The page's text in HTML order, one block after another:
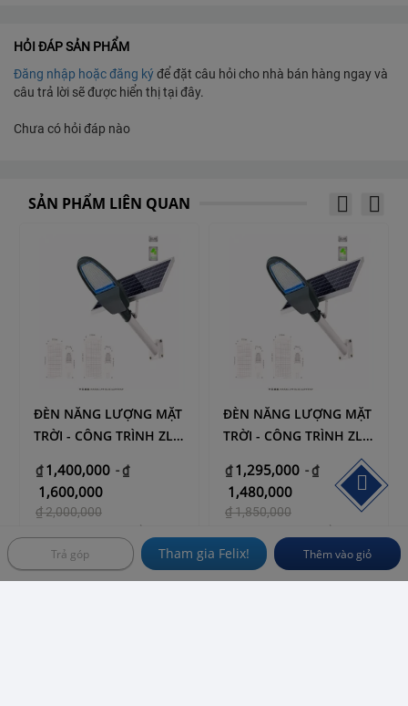
HỎI ĐÁP SẢN PHẨM
Đăng nhập hoặc đăng kýđể đặt câu hỏi cho nhà bán hàng ngay và
câu trả lời sẽ được hiển thị tại đây.
Chưa có hỏi đáp nào
SẢN PHẨM LIÊN QUAN
ĐÈN NĂNG LƯỢNG MẶT
TRỜI - CÔNG TRÌNH ZL-
₫ 1,400,000 -₫
1,600,000
₫2,000,000
ĐÈN NĂNG LƯỢNG MẶT
TRỜI - CÔNG TRÌNH ZL-
₫ 1,295,000 -₫
1,480,000
₫1,850,000
2
Trả góp Tham gia Felix! Thêm vào giỏ